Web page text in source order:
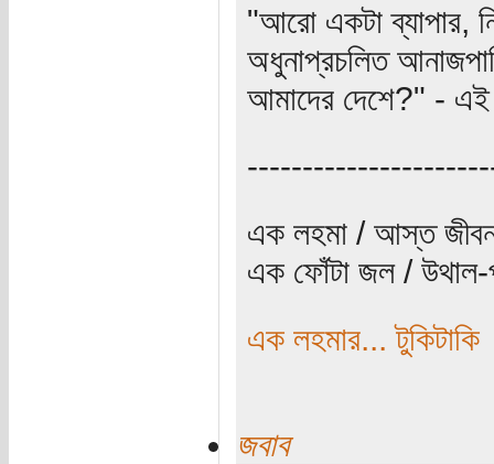
"আরো একটা ব্যাপার,
অধুনাপ্রচলিত
আমাদের দেশে?" - এই
এক লহমা / আস্ত
এক ফোঁটা জল /
এক লহমার... টুকিটাকি
জবাব